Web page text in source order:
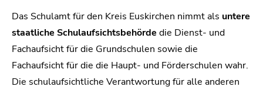
Das Schulamt für den Kreis Euskirchen nimmt als untere
staatliche Schulaufsichtsbehörde die Dienst- und
Fachaufsicht für die Grundschulen sowie die
Fachaufsicht für die die Haupt- und Förderschulen wahr.
Die schulaufsichtliche Verantwortung für alle anderen